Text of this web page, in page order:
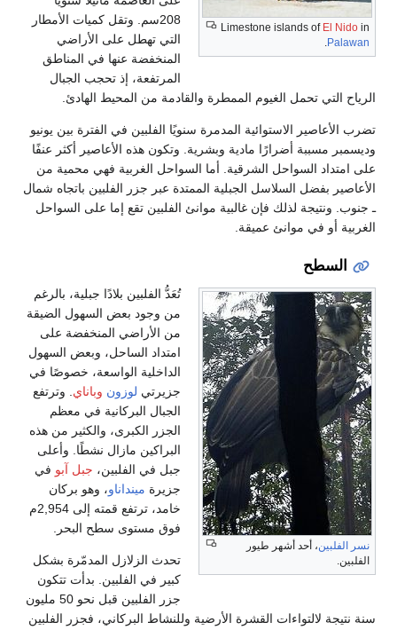
Limestone islands of El Nido in
Palawan
.
208سم. وتقل كميات الأمطار
التي تهطل على الأراضي
المنخفضة عنها في المناطق
المرتفعة، إذ تحجب الجبال
الرياح التي تحمل الغيوم الممطرة والقادمة من المحيط الهادئ.
تضرب الأعاصير الاستوائية المدمرة سنويًا الفلبين في الفترة بين يونيو
وديسمبر مسببة أضرارًا مادية وبشرية. وتكون هذه الأعاصير أكثر عنفًا
على امتداد السواحل الشرقية. أما السواحل الغربية فهي محمية من
الأعاصير بفضل السلاسل الجبلية الممتدة عبر جزر الفلبين باتجاه شمال
ـ جنوب. ونتيجة لذلك فإن غالبية موانئ الفلبين تقع إما على السواحل
الغربية أو في موانئ عميقة.
السطح
نسر الفلبين، أحد أشهر طيور
الفلبين.
تُعَدُّ الفلبين بلادًا جبلية، بالرغم
من وجود بعض السهول الضيقة
من الأراضي المنخفضة على
امتداد الساحل، وبعض السهول
الداخلية الواسعة، خصوصًا في
جزيرتي لوزون وباناي . وترتفع
الجبال البركانية في معظم
الجزر الكبرى، والكثير من هذه
البراكين مازال نشطًا. وأعلى
جبل في الفلبين، جبل آبو في
جزيرة مينداناو، وهو بركان
خامد، ترتفع قمته إلى 2,954م
فوق مستوى سطح البحر.
تحدث الزلازل المدمّرة بشكل
كبير في الفلبين. بدأت تتكون
جزر الفلبين قبل نحو 50 مليون
سنة نتيجة لالتواءات القشرة الأرضية وللنشاط البركاني، فجزر الفلبين